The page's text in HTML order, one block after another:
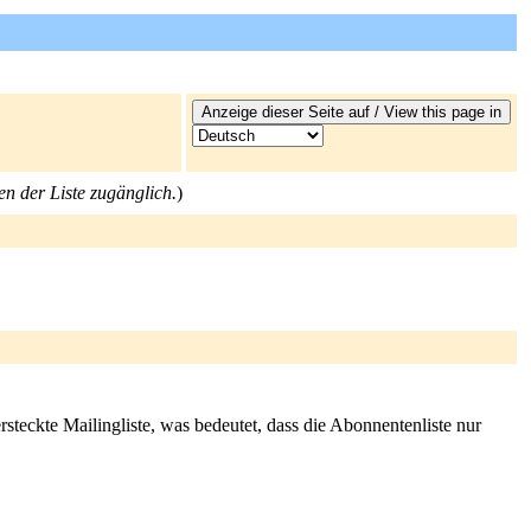
der Liste zugänglich.)
Mailingliste, was bedeutet, dass die Abonnentenliste nur